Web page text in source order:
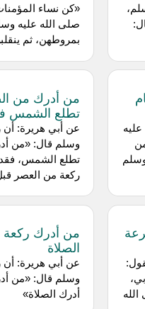
«كن نساء
صلى الله عليه
بمروطهن، ثم
من أدرك من
تطلع الشمس
عن أبي هريرة: أن
وسلم قال: «من
تطلع الشمس،
ركعة من العصر
من أدرك ركعة
الصلاة
عن أبي هريرة: أن
وسلم قال: «من
أدرك الصلاة»